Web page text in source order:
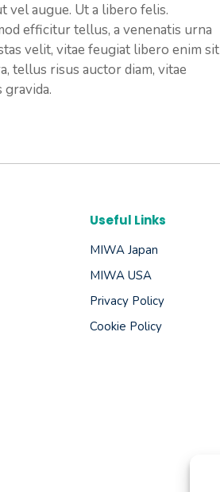
vel augue. Ut a libero felis.
efficitur tellus, a venenatis urna
velit, vitae feugiat libero enim sit
tellus risus auctor diam, vitae
Useful Links
MIWA Japan
MIWA USA
Privacy Policy
Cookie Policy